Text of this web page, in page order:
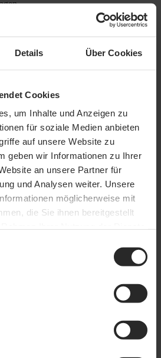
Details Über Cookies
Cookies
um Inhalte und Anzeigen zu
für soziale Medien anbieten
auf unsere Website zu
geben wir Informationen zu Ihrer
an unsere Partner für
und Analysen weiter. Unsere
möglicherweise mit
die Sie ihnen bereitgestellt
sind bei Arbeiten an
sind bei Rettungsmaßnahmen
sind beim Arbeiten in engen